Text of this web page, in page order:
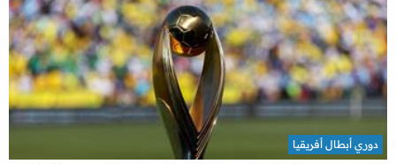
دوري أبطال أفريقيا